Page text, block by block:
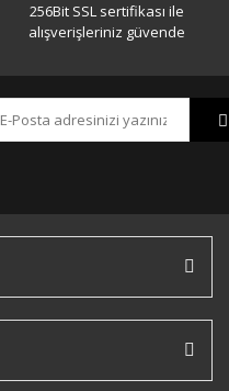
256Bit SSL sertifikası ile
alışverişleriniz güvende